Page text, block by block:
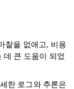
찰을 없애고, 비용
데 큰 도움이 되었
한 로그와 추론은